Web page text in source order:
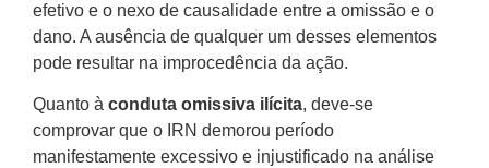
efetivo e o nexo de causalidade entre a omissão e o
dano. A ausência de qualquer um desses elementos
pode resultar na improcedência da ação.
Quanto à conduta omissiva ilícita, deve-se
comprovar que o IRN demorou período
manifestamente excessivo e injustificado na análise